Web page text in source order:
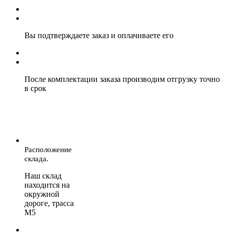
Вы подтверждаете заказ и оплачиваете его
После комплектации заказа производим отгрузку точно
в срок
Расположение
склада.
Наш склад
находится на
окружной
дороге, трасса
М5